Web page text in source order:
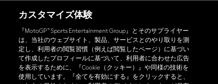
プライバシーポリシー
購入ポリシー
オフィシャルアプリ
カスタマイズ体験
『MotoGP™ Sports Entertainment Group』とそのサプライヤー
は、当社のウェブサイト、製品、サービスとのやり取りを測
定し、利用者の閲覧習慣（例えば閲覧したページ）に基づい
て作成したプロフィールに基づいて、利用者に合わせた広告
を表示するために、『Cookie（クッキー）』や同様の技術を
使用しています。『全てを有効にする』をクリックすると、